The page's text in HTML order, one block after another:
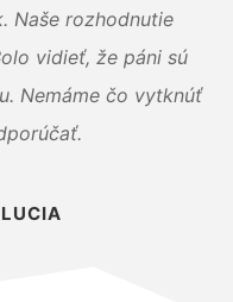
Naše rozhodnutie
vidieť, že páni sú
Nemáme čo vytknúť